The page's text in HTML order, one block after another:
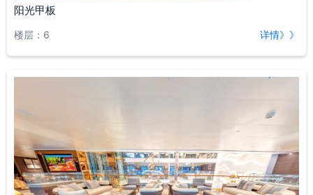
阳光甲板
楼层：6 详情》》